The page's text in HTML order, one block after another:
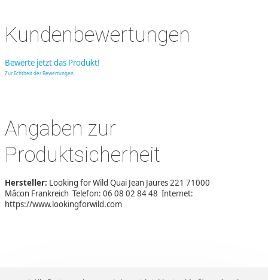
Kundenbewertungen
Bewerte jetzt das Produkt!
Zur Echtheit der Bewertungen
Angaben zur
Produktsicherheit
Hersteller: Looking for Wild Quai Jean Jaures 221 71000
Mâcon Frankreich Telefon: 06 08 02 84 48 Internet:
https://www.lookingforwild.com